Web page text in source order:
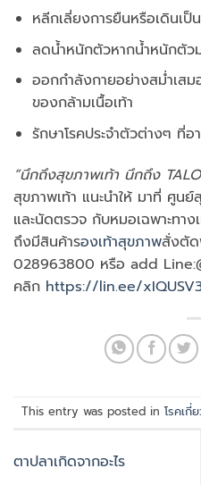
หลีกเลี่ยงการยืนหรือเดินเป็
ลดน้ำหนักตัวหากน้ำหนักตัว
ออกกำลังกายอย่างสม่ำเสม
ของกล้ามเนื้อเท้า
รักษาโรคประจำตัวต่างๆ ที่อ
“นึกถึงสุขภาพเท้า นึกถึง
สุขภาพเท้า แนะนำให้ มาที่ ศูน
และนัดตรวจ กับหมอเฉพาะทา
ถึงมีสินค้ารองเท้าสุขภาพสั่งตัด
028963800 หรือ add
คลิก https://lin.ee/
This entry was posted in โรคเกี่
ตาปลาเกิดจากอะไร